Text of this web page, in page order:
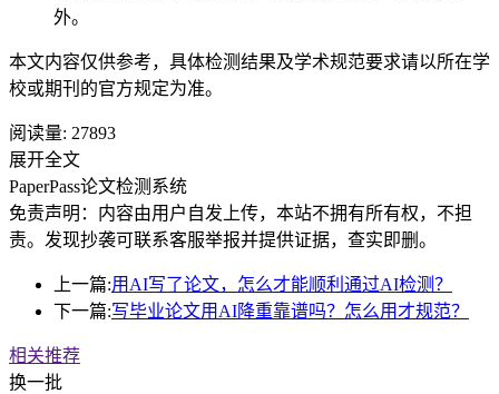
外。
本文内容仅供参考，具体检测结果及学术规范要求请以所在学
校或期刊的官方规定为准。
阅读量: 27893
展开全文
PaperPass论文检测系统
免责声明：内容由用户自发上传，本站不拥有所有权，不担
责。发现抄袭可联系客服举报并提供证据，查实即删。
上一篇:用AI写了论文，怎么才能顺利通过AI检测？
下一篇:写毕业论文用AI降重靠谱吗？怎么用才规范？
相关推荐
换一批